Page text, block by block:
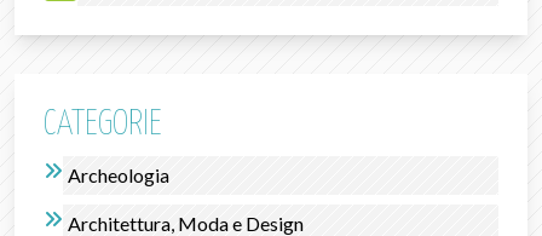
CATEGORIE
Archeologia
Architettura, Moda e Design